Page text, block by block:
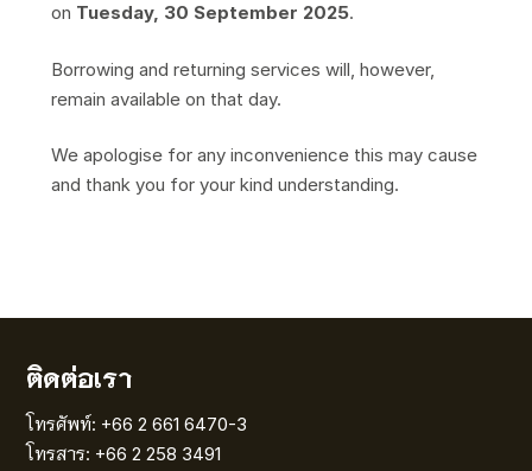
on Tuesday, 30 September 2025.
Borrowing and returning services will, however,
remain available on that day.
We apologise for any inconvenience this may cause
and thank you for your kind understanding.
ติดต่อเรา
โทรศัพท์: +66 2 661 6470-3
โทรสาร: +66 2 258 3491